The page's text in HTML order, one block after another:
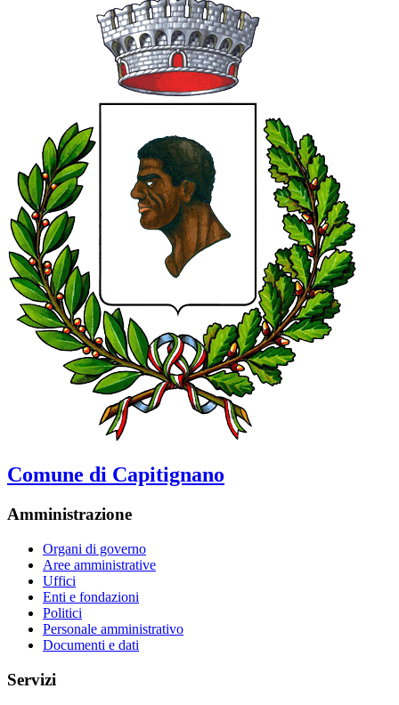
Comune di Capitignano
Amministrazione
Organi di governo
Aree amministrative
Uffici
Enti e fondazioni
Politici
Personale amministrativo
Documenti e dati
Servizi